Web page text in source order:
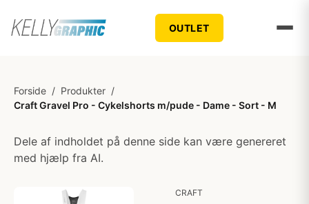
OUTLET
Forside / Produkter /
Craft Gravel Pro - Cykelshorts m/pude - Dame - Sort - M
Dele af indholdet på denne side kan være genereret
med hjælp fra AI.
CRAFT